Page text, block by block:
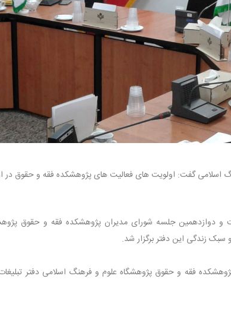
گفت: اولویت های فعالیت های پژوهشکده فقه و حقوق در
و دوازدهمین جلسه شورای مدیران پژوهشکده فقه و حقوق
سبک زندگی این دفتر برگزار شد.
فقه و حقوق پژوهشگاه علوم و فرهنگ اسلامی دفتر تبلیغات